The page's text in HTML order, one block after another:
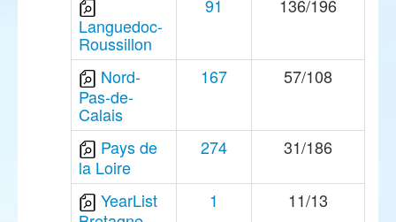
Languedoc-
Roussillon
91 136/196
Nord-
Pas-de-
Calais
167 57/108
Pays de
la Loire
274 31/186
YearList
1 11/13